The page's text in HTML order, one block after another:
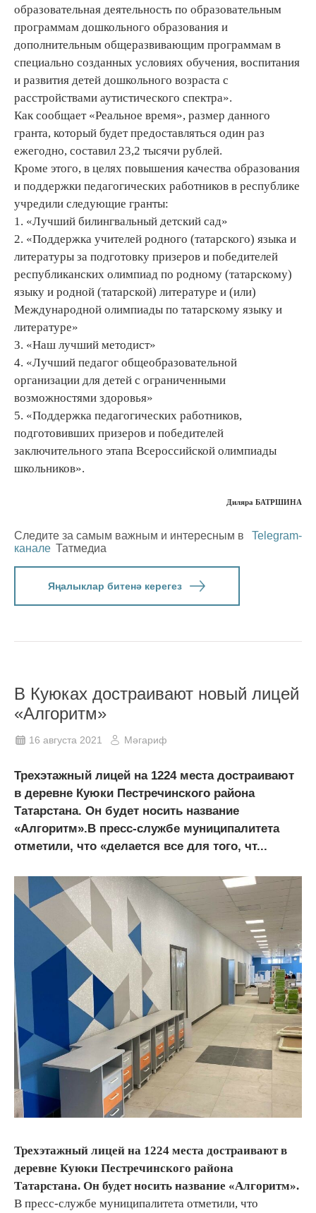
образовательная деятельность по образовательным
программам дошкольного образования и
дополнительным общеразвивающим программам в
специально созданных условиях обучения, воспитания
и развития детей дошкольного возраста с
расстройствами аутистического спектра».
Как сообщает «Реальное время», размер данного
гранта, который будет предоставляться один раз
ежегодно, составил 23,2 тысячи рублей.
Кроме этого, в целях повышения качества образования
и поддержки педагогических работников в республике
учредили следующие гранты:
1. «Лучший билингвальный детский сад»
2. «Поддержка учителей родного (татарского) языка и
литературы за подготовку призеров и победителей
республиканских олимпиад по родному (татарскому)
языку и родной (татарской) литературе и (или)
Международной олимпиады по татарскому языку и
литературе»
3. «Наш лучший методист»
4. «Лучший педагог общеобразовательной
организации для детей с ограниченными
возможностями здоровья»
5. «Поддержка педагогических работников,
подготовивших призеров и победителей
заключительного этапа Всероссийской олимпиады
школьников».
Диляра БАТРШИНА
Следите за самым важным и интересным в
Telegram-
канале Татмедиа
Яңалыклар битенә керегез
В Куюках достраивают новый лицей
«Алгоритм»
16 августа 2021 Мәгариф
Трехэтажный лицей на 1224 места достраивают
в деревне Куюки Пестречинского района
Татарстана. Он будет носить название
«Алгоритм».В пресс-службе муниципалитета
отметили, что «делается все для того, чт...
Трехэтажный лицей на 1224 места достраивают в
деревне Куюки Пестречинского района
Татарстана. Он будет носить название «Алгоритм».
В пресс-службе муниципалитета отметили, что